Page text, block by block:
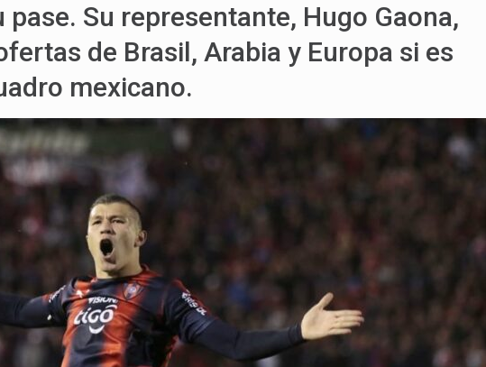
pase. Su representante, Hugo Gaona,
de Brasil, Arabia y Europa si es
mexicano.